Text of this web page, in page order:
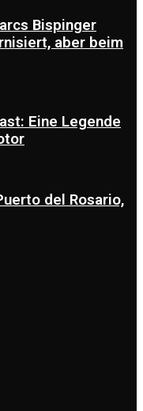
Bispinger
aber beim
Eine Legende
del Rosario,